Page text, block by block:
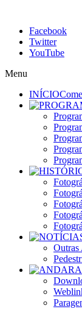
Facebook
Twitter
YouTube
Menu
INÍCIO
Outras